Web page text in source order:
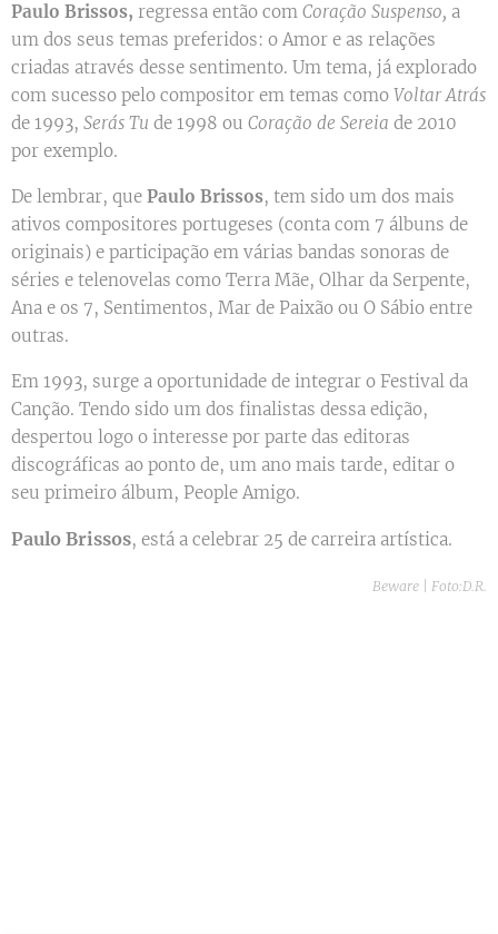
Paulo Brissos, regressa então com Coração Suspenso, a
um dos seus temas preferidos: o Amor e as relações
criadas através desse sentimento. Um tema, já explorado
com sucesso pelo compositor em temas como Voltar Atrás
de 1993, Serás Tu de 1998 ou Coração de Sereia de 2010
por exemplo.
De lembrar, que Paulo Brissos, tem sido um dos mais
ativos compositores portugeses (conta com 7 álbuns de
originais) e participação em várias bandas sonoras de
séries e telenovelas como Terra Mãe, Olhar da Serpente,
Ana e os 7, Sentimentos, Mar de Paixão ou O Sábio entre
outras.
Em 1993, surge a oportunidade de integrar o Festival da
Canção. Tendo sido um dos finalistas dessa edição,
despertou logo o interesse por parte das editoras
discográficas ao ponto de, um ano mais tarde, editar o
seu primeiro álbum, People Amigo.
Paulo Brissos, está a celebrar 25 de carreira artística.
Beware | Foto:D.R.